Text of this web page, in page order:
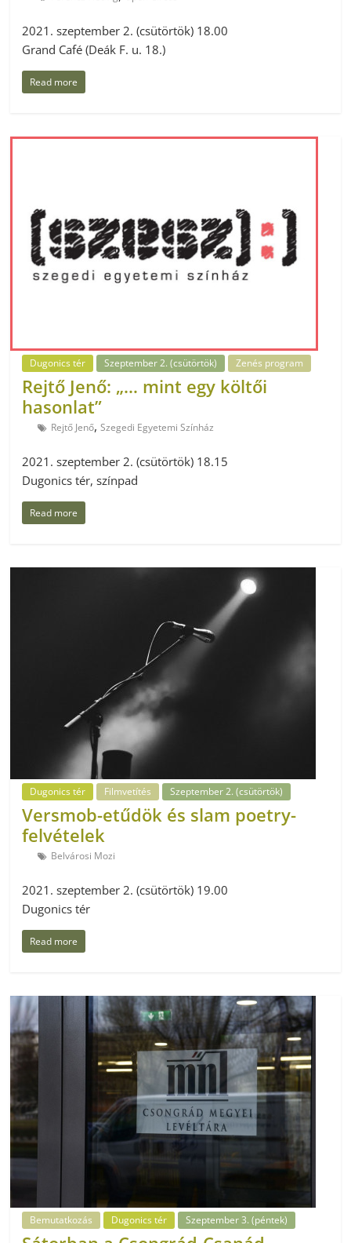
2021. szeptember 2. (csütörtök) 18.00
Grand Café (Deák F. u. 18.)
Read more
Dugonics tér Szeptember 2. (csütörtök) Zenés program
Rejtő Jenő: „… mint egy költői
hasonlat”
Rejtő Jenő,Szegedi Egyetemi Színház
2021. szeptember 2. (csütörtök) 18.15
Dugonics tér, színpad
Read more
Dugonics tér Filmvetítés Szeptember 2. (csütörtök)
Versmob-etűdök és slam poetry-
felvételek
Belvárosi Mozi
2021. szeptember 2. (csütörtök) 19.00
Dugonics tér
Read more
Bemutatkozás Dugonics tér Szeptember 3. (péntek)